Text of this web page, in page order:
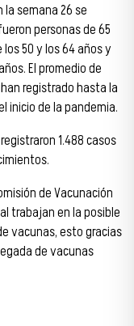
semana 26 se
personas de 65
50 y los 64 años y
El promedio de
registrado hasta la
inicio de la pandemia.
1.488 casos
de Vacunación
trabajan en la posible
vacunas, esto gracias
de vacunas